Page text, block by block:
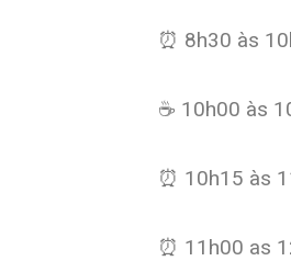
⏰ 8h30 às
☕️ 10h00 às
⏰ 10h15 às
⏰ 11h00 as